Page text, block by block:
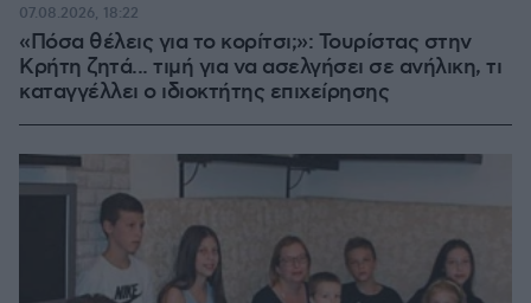
«Πόσα θέλεις για το κορίτσι;»: Τουρίστας στην
Κρήτη ζητά... τιμή για να ασελγήσει σε ανήλικη, τι
καταγγέλλει ο ιδιοκτήτης επιχείρησης
07.08.2026, 18:22